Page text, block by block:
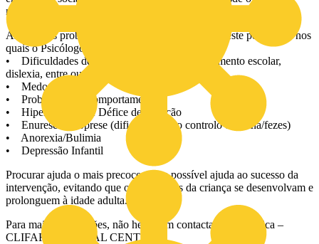
nascimento à adolescência.
Alguns dos problemas que podem surgir durante este percurso e nos
quais o Psicólogo Infantil e Juvenil intervém são:
• Dificuldades de Aprendizagem (baixo rendimento escolar,
dislexia, entre outros)
• Medos
• Problemas de Comportamento
• Hiperatividade e Défice de Atenção
• Enurese/Encoprese (dificuldades no controlo da urina/fezes)
• Anorexia/Bulimia
• Depressão Infantil
Procurar ajuda o mais precocemente possível ajuda ao sucesso da
intervenção, evitando que os problemas da criança se desenvolvam e
prolonguem à idade adulta.
Para mais informações, não hesite em contactar a sua clínica –
CLIFAFE MEDICAL CENTER.